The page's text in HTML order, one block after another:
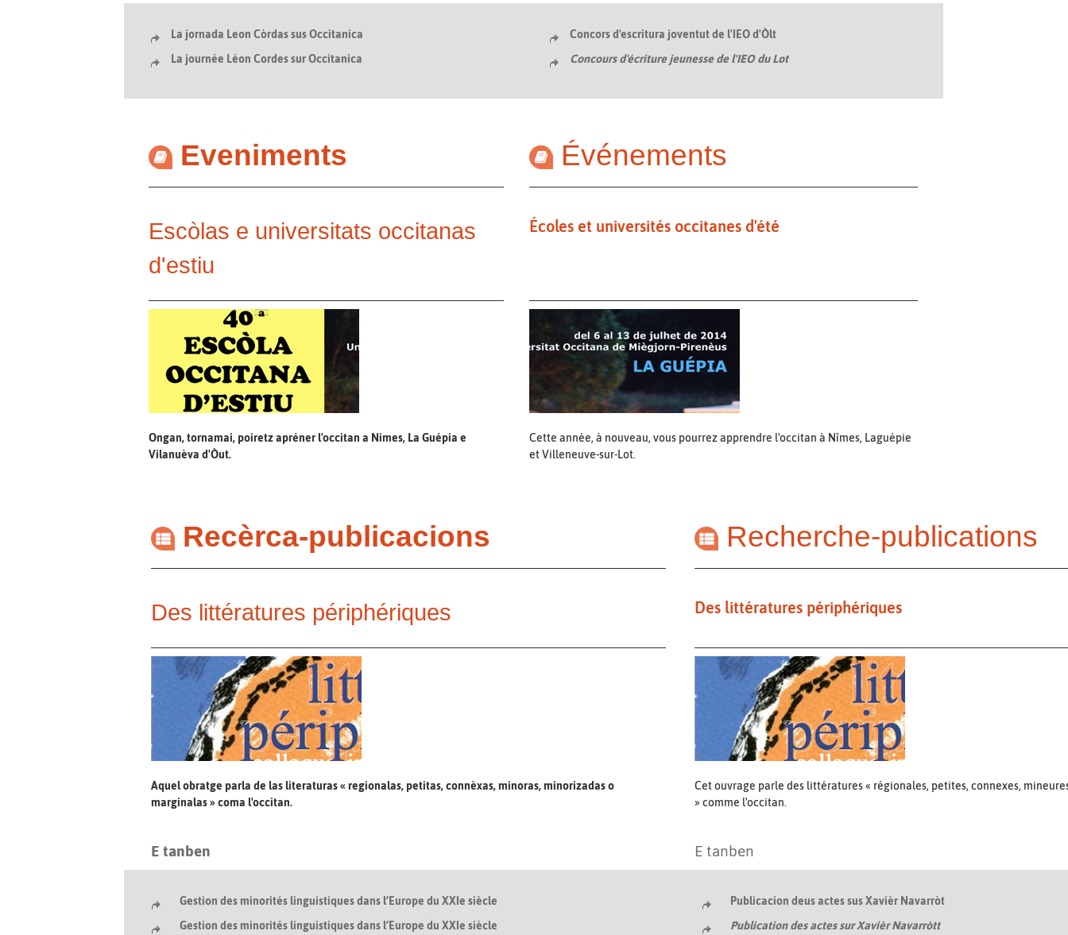
La jornada Leon Còrdas sus Occitanica
Concors d'escritura joventut de l'IEO d'Òlt
La journée Léon Cordes sur Occitanica
Concours d'écriture jeunesse de l'IEO du Lot
Eveniments Événements
Escòlas e universitats occitanas
d'estiu
Écoles et universités occitanes d'été
Ongan, tornamai, poiretz apréner l'occitan a Nimes, La Guépia e
Vilanuèva d'Òut.
Cette année, à nouveau, vous pourrez apprendre l'occitan à Nîmes, Laguépie
et Villeneuve-sur-Lot.
Recèrca-publicacions Recherche-publications
Des littératures périphériques Des littératures périphériques
Aquel obratge parla de las literaturas « regionalas, petitas, connèxas, minoras, minorizadas o
marginalas » coma l'occitan.
Cet ouvrage parle des littératures « régionales, petites, connexes,
» comme l'occitan.
E tanben E tanben
Gestion des minorités linguistiques dans l’Europe du XXIe siècle
Publicacion deus actes sus Xavièr Navarròt
Gestion des minorités linguistiques dans l’Europe du XXIe siècle
Publication des actes sur Xavièr Navarròtt